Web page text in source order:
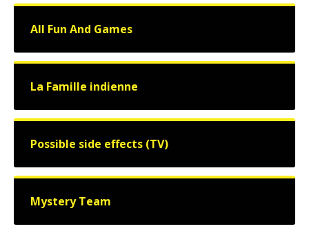
All Fun And Games
La Famille indienne
Possible side effects (TV)
Mystery Team